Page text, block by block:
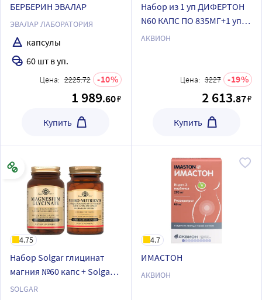
БЕРБЕРИН ЭВАЛАР
ЭВАЛАР ЛАБОРАТОРИЯ
капсулы
60 шт в уп.
Цена: 2225.72 10
1 989.60₽
Купить
Набор из 1 уп ДИФЕРТОН
N60 КАПС ПО 835МГ+1 уп
АКВИОН ЛИПОТРОПНЫЙ
АКВИОН
Цена: 3227 19
2 613.87₽
Купить
4.75
Набор Solgar глицинат
магния №60 капс + Solgar
нейронутриентс №30 капс
SOLGAR
4.7
ИМАСТОН
АКВИОН